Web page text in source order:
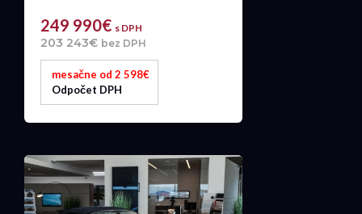
249 990€ s DPH
203 243€ bez DPH
mesačne od 2 598€
Odpočet DPH